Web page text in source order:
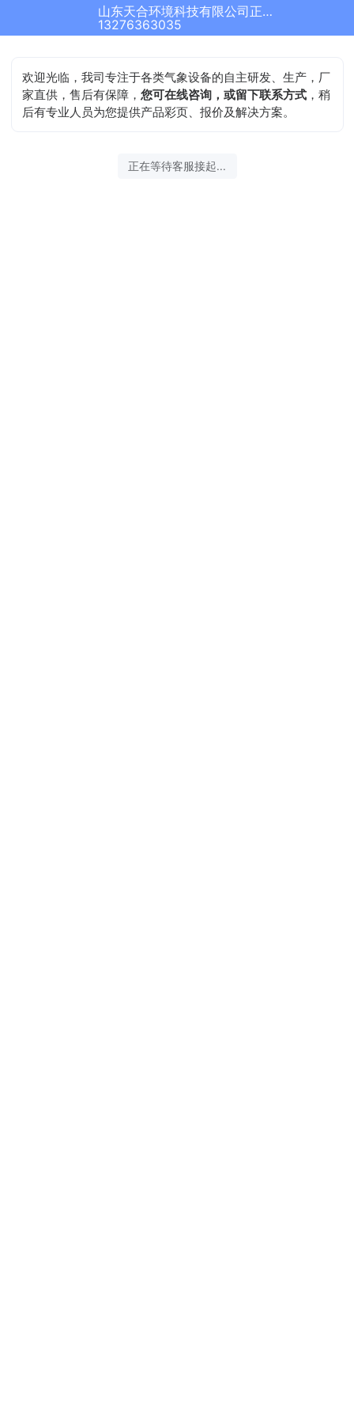
山东天合环境科技有限公司正在为您服务
13276363035
欢迎光临，我司专注于各类气象设备的自主研发、生产，厂
家直供，售后有保障，您可在线咨询，或留下联系方式 ，稍
后有专业人员为您提供产品彩页、报价及解决方案。
正在等待客服接起...